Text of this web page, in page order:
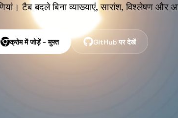
टैब बदले बिना व्याख्याएं, सारांश, विश्लेषण और
क्रोम में जोड़ें - मुफ्त GitHub पर देखें